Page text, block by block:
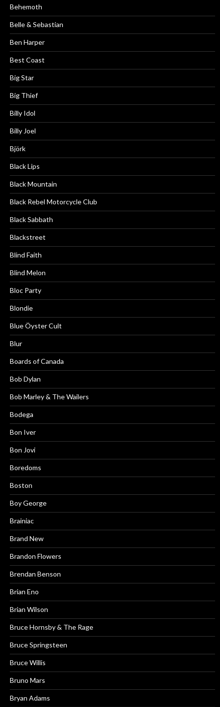
Behemoth
Belle & Sebastian
Ben Harper
Best Coast
Big Star
Big Thief
Billy Idol
Billy Joel
Björk
Black Lips
Black Mountain
Black Rebel Motorcycle Club
Black Sabbath
Blackstreet
Blind Faith
Blind Melon
Bloc Party
Blondie
Blue Öyster Cult
Blur
Boards of Canada
Bob Dylan
Bob Marley & The Wailers
Bodega
Bon Iver
Bon Jovi
Boredoms
Boston
Boy George
Brainiac
Brand New
Brandon Flowers
Brendan Benson
Brian Eno
Brian Wilson
Bruce Hornsby & The Rage
Bruce Springsteen
Bruce Willis
Bruno Mars
Bryan Adams